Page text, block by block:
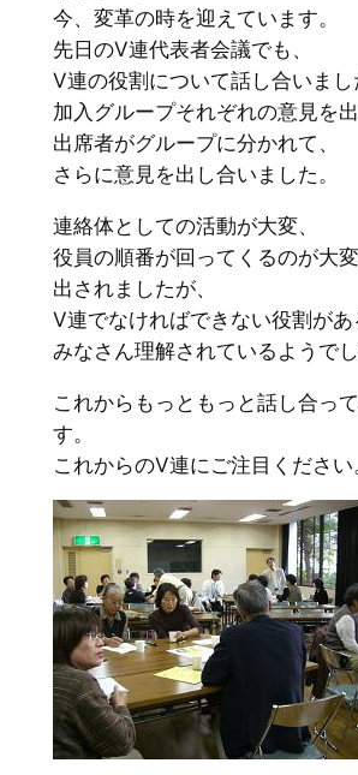
今、変革の時を迎えています。
先日のV連代表者会議でも、
V連の役割について話し合いまし
加入グループそれぞれの意見を
出席者がグループに分かれて、
さらに意見を出し合いました。
連絡体としての活動が大変、
役員の順番が回ってくるのが大
出されましたが、
V連でなければできない役割があ
みなさん理解されているようでし
これからもっともっと話し合っ
す。
これからのV連にご注目ください